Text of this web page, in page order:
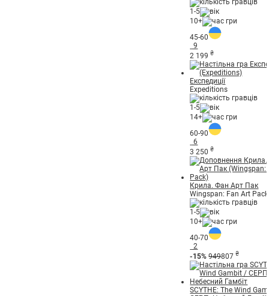
1-5
10+
45-60
9
2 199₴
Експедиції
Expeditions
1-5
14+
60-90
6
3 250₴
Крила. Фан Арт Пак
Wingspan: Fan Art Pack
1-5
10+
40-70
2
-15% 949807₴
SCYTHE: The Wind